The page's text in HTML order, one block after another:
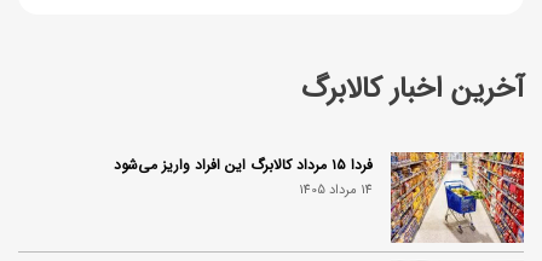
آخرین اخبار کالابرگ
فردا ۱۵ مرداد کالابرگ این افراد واریز می‌شود
14 مرداد 1405